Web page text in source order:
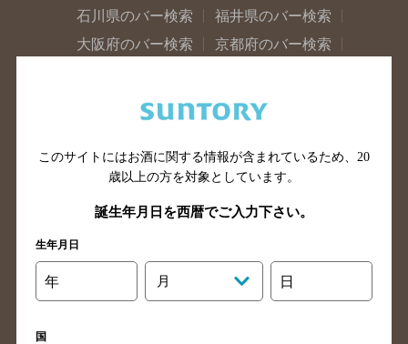
石川県のバー検索
福井県のバー検索
大阪府のバー検索
京都府のバー検索
滋賀県のバー検索
和歌山県のバー検索
山口県のバー検索
鳥取県のバー検索
島根県のバー検索
徳島県のバー検索
香川県のバー検索
愛媛県のバー検索
高知県のバー検索
長崎県のバー検索
佐賀県のバー検索
大分県のバー検索
熊本県のバー検索
このサイトにはお酒に関する情報が含まれているため、 20
歳以上の方を対象としています。
誕生年月日を西暦でご入力下さい。
生年月日
年 月 日
国